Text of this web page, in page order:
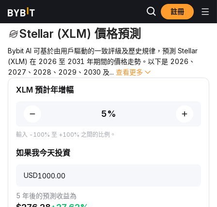
註冊
價格預測
Stellar (XLM) 價格預測
Bybit AI 可基於由用戶驅動的一致評級及歷史規律，預測 Stellar
(XLM) 在 2026 至 2031 年期間的價格走勢。以下是 2026、
2027、2028、2029、2030 及... 查看更多
XLM 預計年增幅
輸入 -100% 至 +100% 之間的比例。
如果我今天投資
USD
5 年後的預測收益為